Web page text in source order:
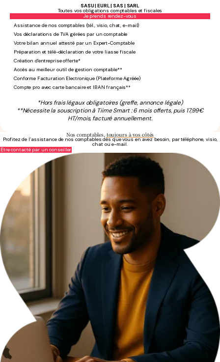
SASU | EURL | SAS | SARL
Toutes vos obligations comptables et fiscales
Je prends rendez-vous
Sans engagement
Assistance de nos comptables (tél., visio, chat, e-mail)
Vos déclarations de TVA gérées par un comptable
Votre bilan annuel attesté par un Expert-Comptable
Préparation et télé-déclaration de votre liasse fiscale
Création d'entreprise offerte*
Accès au meilleur outil de gestion comptable**
Conforme Facturation Electronique (Plateforme Agréée)
Compte pro avec carte bancaire et IBAN français**
*Hors frais légaux obligatoires (greffe, annonce légale)
**Nécessite la souscription à Tiime Smart : 6 mois offerts, puis 17,99€
HT/mois, facturé annuellement.
Nos comptables, toujours à vos côtés
Profitez de l’assistance de nos comptables dès que vous en avez besoin, par téléphone, visio,
chat ou e-mail.
Être contacté par un conseiller